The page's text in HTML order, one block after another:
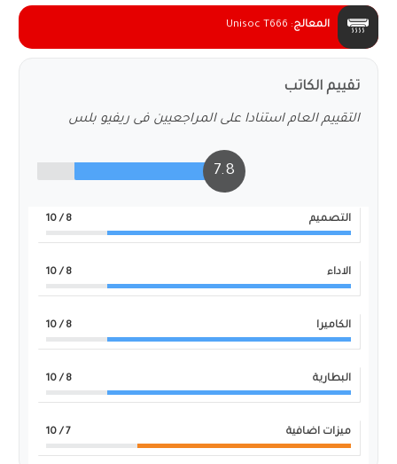
المعالج:
Unisoc T666
تقييم الكاتب
التقييم العام استنادا على المراجعيين فى ريفيو بلس
7.8
التصميم 8
/ 10
الاداء 8
/ 10
الكاميرا 8
/ 10
البطارية 8
/ 10
ميزات اضافية 7
/ 10